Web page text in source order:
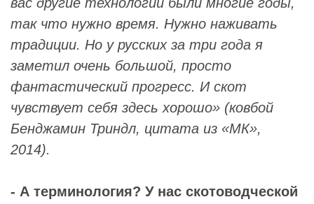
так что нужно время. Нужно наживать
традиции. Но у русских за три года я
заметил очень большой, просто
фантастический прогресс. И скот
чувствует себя здесь хорошо» (ковбой
Бенджамин Триндл, цитата из «МК»,
2014).
- А терминология? У нас скотоводческой